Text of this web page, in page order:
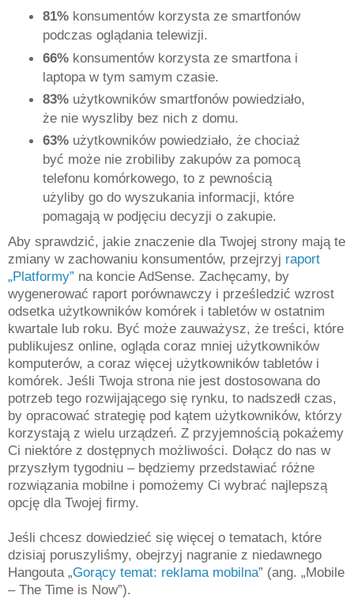
81%konsumentów korzysta ze smartfonów
podczas oglądania telewizji.
66%konsumentów korzysta ze smartfona i
laptopa w tym samym czasie.
83%użytkowników smartfonów powiedziało,
że nie wyszliby bez nich z domu.
63%użytkowników powiedziało, że chociaż
być może nie zrobiliby zakupów za pomocą
telefonu komórkowego, to z pewnością
użyliby go do wyszukania informacji, które
pomagają w podjęciu decyzji o zakupie.
Aby sprawdzić, jakie znaczenie dla Twojej strony mają te
zmiany w zachowaniu konsumentów, przejrzyj raport
„Platformy” na koncie AdSense. Zachęcamy, by
wygenerować raport porównawczy i prześledzić wzrost
odsetka użytkowników komórek i tabletów w ostatnim
kwartale lub roku. Być może zauważysz, że treści, które
publikujesz online, ogląda coraz mniej użytkowników
komputerów, a coraz więcej użytkowników tabletów i
komórek. Jeśli Twoja strona nie jest dostosowana do
potrzeb tego rozwijającego się rynku, to nadszedł czas,
by opracować strategię pod kątem użytkowników, którzy
korzystają z wielu urządzeń. Z przyjemnością pokażemy
Ci niektóre z dostępnych możliwości. Dołącz do nas w
przyszłym tygodniu – będziemy przedstawiać różne
rozwiązania mobilne i pomożemy Ci wybrać najlepszą
opcję dla Twojej firmy.
Jeśli chcesz dowiedzieć się więcej o tematach, które
dzisiaj poruszyliśmy, obejrzyj nagranie z niedawnego
Hangouta „Gorący temat: reklama mobilna” (ang. „Mobile
– The Time is Now”).